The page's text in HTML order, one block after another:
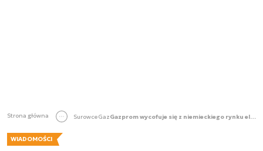
Strona główna SurowceGaz Gazprom wycofuje się z niemieckiego rynku elektroenergetycznego
WIADOMOŚCI